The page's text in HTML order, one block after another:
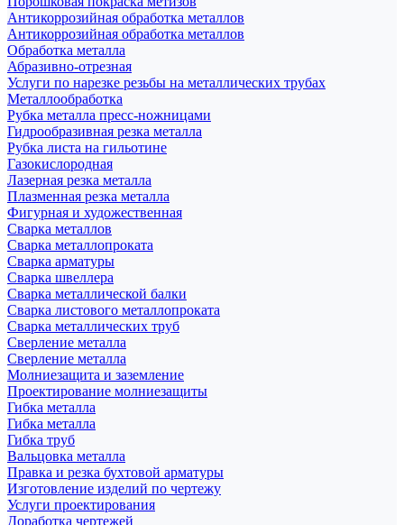
Антикоррозийная обработка металлов
Антикоррозийная обработка металлов
Обработка металла
Абразивно-отрезная
Услуги по нарезке резьбы на металлических трубах
Металлообработка
Рубка металла пресс-ножницами
Гидрообразивная резка металла
Рубка листа на гильотине
Газокислородная
Лазерная резка металла
Плазменная резка металла
Фигурная и художественная
Сварка металлов
Сварка металлопроката
Сварка арматуры
Сварка швеллера
Сварка металлической балки
Сварка листового металлопроката
Сварка металлических труб
Сверление металла
Сверление металла
Молниезащита и заземление
Проектирование молниезащиты
Гибка металла
Гибка металла
Гибка труб
Вальцовка металла
Правка и резка бухтовой арматуры
Изготовление изделий по чертежу
Услуги проектирования
Доработка чертежей